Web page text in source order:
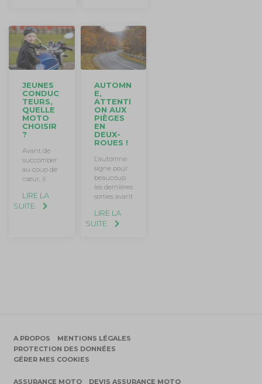
JEUNES
CONDUC
TEURS,
QUELLE
MOTO
CHOISIR
?
Avant de
succomber
au coup de
cœur, il
LIRE LA
SUITE
AUTOMN
E,
ATTENTI
ON AUX
PIÈGES
EN
DEUX-
ROUES !
L’automne
signe pour
beaucoup
les dernières
sorties avant
LIRE LA
SUITE
A PROPOS
MENTIONS LÉGALES
PROTECTION DES DONNÉES
GÉRER MES COOKIES
ASSURANCE MOTO DEVIS ASSURANCE MOTO